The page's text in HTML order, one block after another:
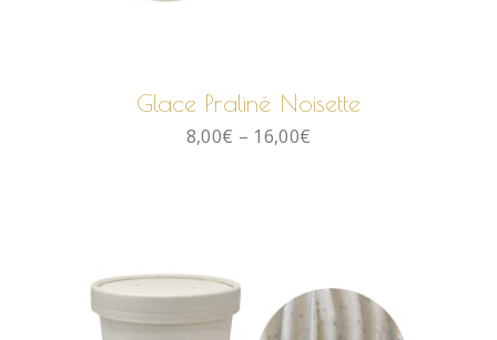
Glace Praliné Noisette
8,00€ – 16,00€